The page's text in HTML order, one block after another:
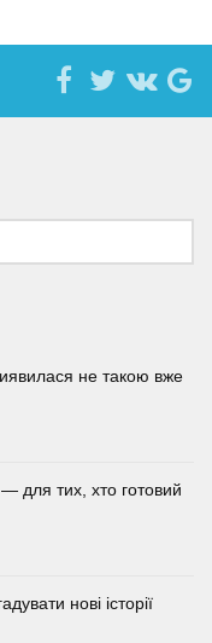
не такою вже
для тих, хто готовий
нові історії